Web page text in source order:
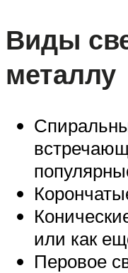
Виды
металлу
или как
Перовое